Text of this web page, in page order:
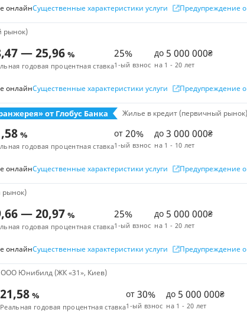
онлайнСущественные характеристики услуги Предупреждение
рынок)
—25,96 %
годовая процентная ставка
25%
1-ый взнос
до 5 000 000₴
на 1 - 20 лет
онлайнСущественные характеристики услуги Предупреждение
от Глобус Банка Жилье в кредит (первичный
%
годовая процентная ставка
от 20%
1-ый взнос
до 3 000 000₴
на 1 - 10 лет
онлайнСущественные характеристики услуги Предупреждение
рынок)
—20,97 %
годовая процентная ставка
25%
1-ый взнос
до 5 000 000₴
на 1 - 20 лет
онлайнСущественные характеристики услуги Предупреждение
Юнибилд (ЖК «31», Киев)
21,58 %
Реальная годовая процентная ставка
от 30%
1-ый взнос
до 5 000 000₴
на 1 - 20 лет